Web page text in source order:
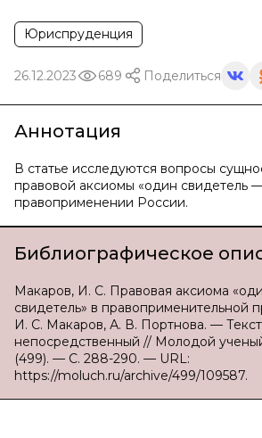
Юриспруденция
26.12.2023 689 Поделиться
Аннотация
В статье исследуются вопросы
правовой аксиомы «один свидетель
правоприменении России.
Библиографическое
Макаров, И. С. Правовая аксиома
свидетель» в правоприменительной
И. С. Макаров, А. В. Портнова. —
непосредственный // Молодой
(499). — С. 288-290. — URL:
https://moluch.ru/archive/499/109587.